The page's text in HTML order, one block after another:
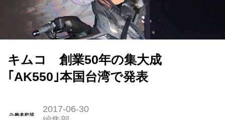
キムコ 創業50年の集大成
｢AK550｣本国台湾で発表
2017-06-30